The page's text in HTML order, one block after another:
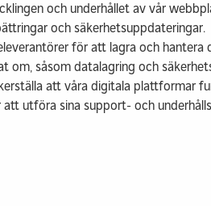
och underhållet av vår
och säkerhetsuppdateringar.
för att lagra och hantera
såsom datalagring och
att våra digitala plattformar
utföra sina support- och